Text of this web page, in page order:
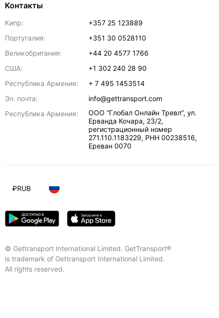
Контакты
Кипр:
+357 25 123889
Португалия:
+351 30 0528110
Великобритания:
+44 20 4577 1766
США:
+1 302 240 28 90
Республика Армения:
+ 7 495 1453514
Эл. почта:
info@gettransport.com
Республика Армения:
ООО “Глобал Онлайн Тревл”, ул.
Ерванда Кочара, 23/2,
регистрационный номер
271.110.1183229, РНН 00238516,
Ереван 0070
© Gettransport International Limited. GetTransport®
is trademark of Gettransport International Limited.
All rights reserved.
₽RUB